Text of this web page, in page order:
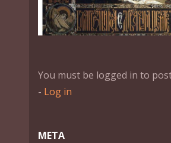
You must be logged in to
- Log in
МЕТА